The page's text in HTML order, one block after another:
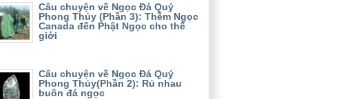
Câu chuyện về Ngọc Đá Quý
Phong Thủy (Phần 3): Thềm Ngọc
Canada đến Phật Ngọc cho thế
giới
Câu chuyện về Ngọc Đá Quý
Phong Thủy(Phần 2): Rủ nhau
buôn đá ngọc